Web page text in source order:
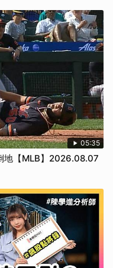
05:35
地【MLB】2026.08.07